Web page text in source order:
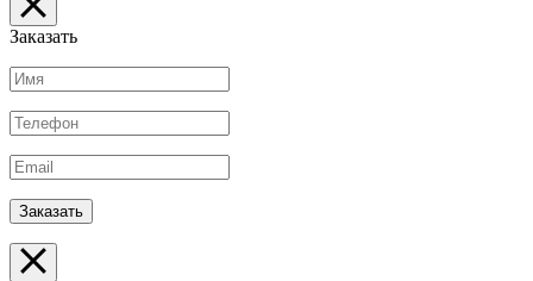
Заказать